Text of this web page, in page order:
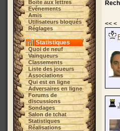
Boîte aux lettres
Evénements
Amis
Utilisateurs bloqués
Réglages
Statistiques
Quoi de neuf
Vainqueurs
Classements
Liste des joueurs
Associations
Qui est en ligne
Adversaires en ligne
Forums de
discussions
Sondages
Salon de tchat
Statistiques
Réalisations
<< <